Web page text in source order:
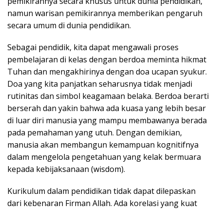
namun warisan pemikirannya memberikan pengaruh
secara umum di dunia pendidikan.
Sebagai pendidik, kita dapat mengawali proses
pembelajaran di kelas dengan berdoa meminta hikmat
Tuhan dan mengakhirinya dengan doa ucapan syukur.
Doa yang kita panjatkan seharusnya tidak menjadi
rutinitas dan simbol keagamaan belaka. Berdoa berarti
berserah dan yakin bahwa ada kuasa yang lebih besar
di luar diri manusia yang mampu membawanya berada
pada pemahaman yang utuh. Dengan demikian,
manusia akan membangun kemampuan kognitifnya
dalam mengelola pengetahuan yang kelak bermuara
kepada kebijaksanaan (wisdom).
Kurikulum dalam pendidikan tidak dapat dilepaskan
dari kebenaran Firman Allah. Ada korelasi yang kuat